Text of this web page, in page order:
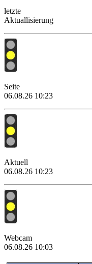
letzte
Aktuallisierung
Seite
06.08.26 10:23
Aktuell
06.08.26 10:23
Webcam
06.08.26 10:03